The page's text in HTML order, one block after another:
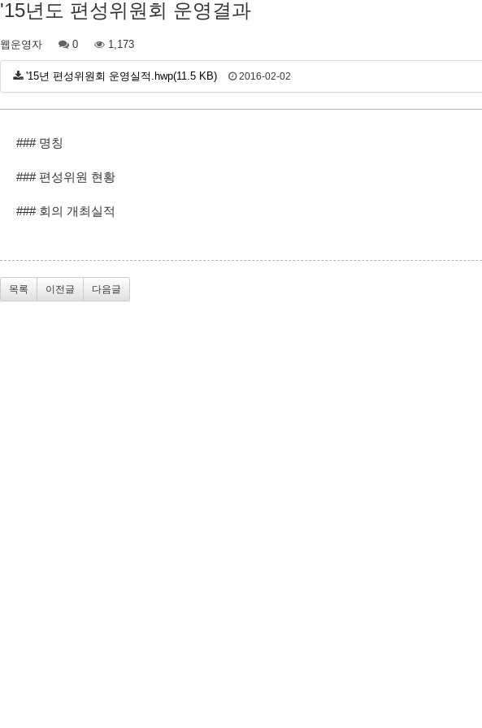
'15년도 편성위원회 운영결과
웹운영자 0 1,173
'15년 편성위원회 운영실적.hwp(11.5 KB) 2016-02-02
### 명칭
### 편성위원 현황
### 회의 개최실적
목록 이전글 다음글